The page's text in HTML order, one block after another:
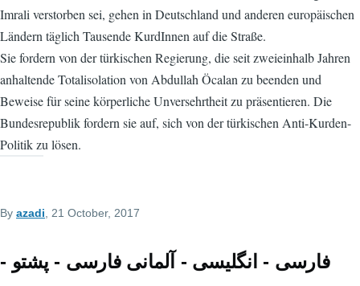
Imrali verstorben sei, gehen in Deutschland und anderen europäischen
Ländern täglich Tausende KurdInnen auf die Straße.
Sie fordern von der türkischen Regierung, die seit zweieinhalb Jahren
anhaltende Totalisolation von Abdullah Öcalan zu beenden und
Beweise für seine körperliche Unversehrtheit zu präsentieren. Die
Bundesrepublik fordern sie auf, sich von der türkischen Anti-Kurden-
Politik zu lösen.
By azadi , 21 October, 2017
- فارسی - انگلیسی - آلمانی فارسی - پشتو